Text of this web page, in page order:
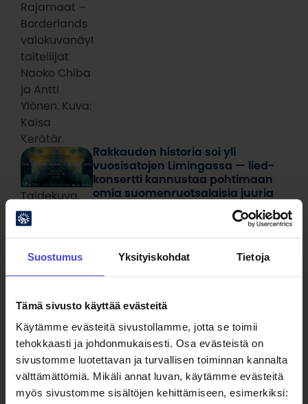
Suostumus Yksityiskohdat Tietoja
Tämä sivusto käyttää evästeitä
Käytämme evästeitä sivustollamme, jotta se toimii
tehokkaasti ja johdonmukaisesti. Osa evästeistä on
sivustomme luotettavan ja turvallisen toiminnan kannalta
välttämättömiä. Mikäli annat luvan, käytämme evästeitä
myös sivustomme sisältöjen kehittämiseen, esimerkiksi:
Rajamaat –
Borderlands
valokuvanäyttelyn
taiteilijat
Naoko Chiba
ja Antti
Ylönen. Kuva:
Kaisa
Kerätär.
Taidekuva,
missä kaksi
kasvoa
toisiaan
kohti
valossa.
Rakkauden historia soi yli
vuosisatojen Limingassa — lied-
konsertti kannustaa pohtimaan
omia suomenruotsalaisia juuria
Ohjelmakumppaneilta
Rajaton
Karjala
näyttää,
Rajaton Karjala näyttää
nykykarjalaisuuden kirjon.